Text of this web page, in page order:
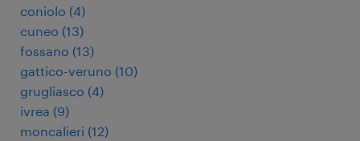
coniolo (4)
cuneo (13)
fossano (13)
gattico-veruno (10)
grugliasco (4)
ivrea (9)
moncalieri (12)